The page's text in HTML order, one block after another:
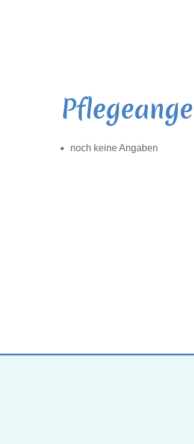
noch keine Angaben